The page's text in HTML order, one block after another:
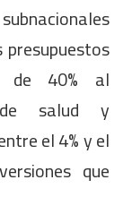
presupuestos
de 40% al
de salud y
el 4% y el
que